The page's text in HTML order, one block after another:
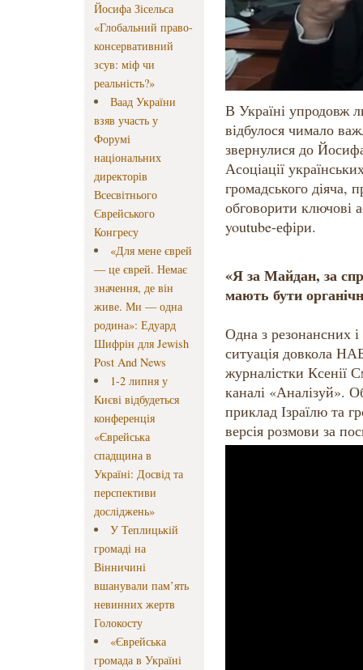
Йосифа Зісельса
«Глобальний право-
консервативний
зсув: міф чи
реальність?»
Ваад України
взяв участь у
Форумі
національних
директорів
Всесвітнього
Єврейського
Конгресу
«Для мене єврей
— це єврей. Немає
значення, де він
живе. Ми — одна
родина»: Едуард
Шифрін для Jewish
Post And News
1-2 липня у
Києві відбудеться
конференція
«Єврейська
спадщина в
Україні: Досвід та
перспективи
досліджень»
У Теплицькій
громаді на
Вінничині
вшанували пам’ять
невинних жертв
Голокосту
«Єврейська
громада в Україні
В Україні упродовж
відбулося чимало
звернулися до
Асоціації
громадського діяча,
обговорити ключові
youtube-ефіри.
«Я за Майдан, за
мають бути
Одна з резонансних
ситуація довкола
журналістки Ксенії
каналі «Аналізуй».
приклад Ізраїлю та
версія розмови за